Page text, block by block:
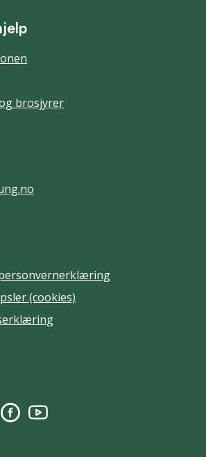
brosjyrer
(cookies)